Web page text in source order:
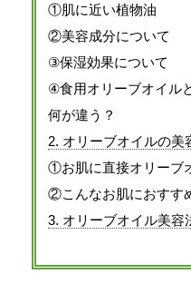
①肌に近い植物油
②美容成分について
③保湿効果について
④食用オリーブオイル
何が違う？
2. オリーブオイルの美
①お肌に直接オリーブ
②こんなお肌におすす
3. オリーブオイル美容